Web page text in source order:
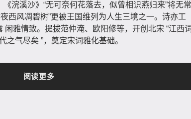
浣溪沙》“无可奈何花落去，似曾相识燕归来”将无常
西风凋碧树”更被王国维列为人生三境之一。诗亦工
闲雅情致。提拔范仲淹、欧阳修等，开创北宋 “江西词
之气尽矣 ”，奠定宋词雅化基础。
阅读更多